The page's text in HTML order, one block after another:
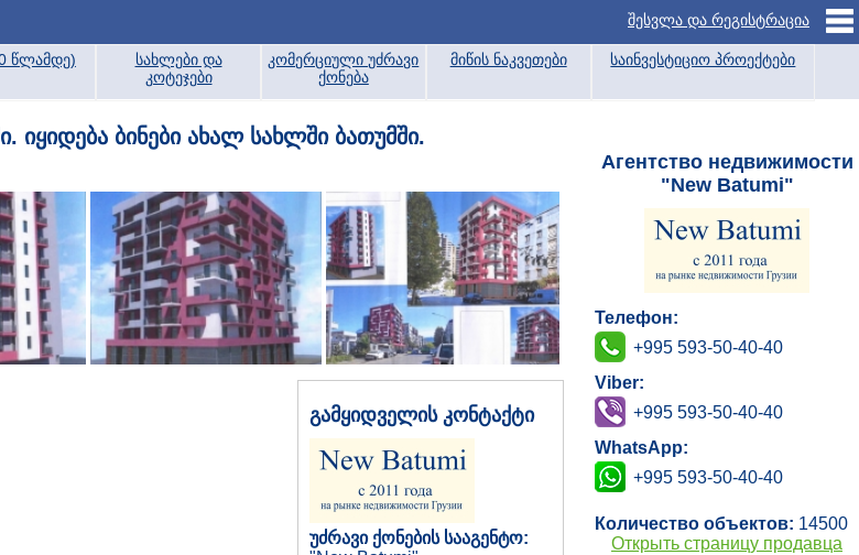
შესვლა და რეგისტრაცია
წლამდე)
სახლები და
კოტეჯები
კომერციული უძრავი
ქონება
მიწის ნაკვეთები საინვესტიციო პროექტები
ბინები ახალ სახლში ბათუმში.
გამყიდველის კონტაქტი
უძრავი ქონების სააგენტო:
Агентство недвижимости
"New Batumi"
Телефон:
+995 593-50-40-40
Viber:
+995 593-50-40-40
WhatsApp:
+995 593-50-40-40
Количество объектов: 14500
Открыть страницу продавца